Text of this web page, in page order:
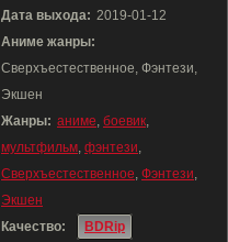
Дата выхода: 2019-01-12
Аниме жанры:
Сверхъестественное, Фэнтези,
Экшен
Жанры: аниме, боевик,
мультфильм, фэнтези,
Сверхъестественное, Фэнтези,
Экшен
Качество:
BDRip